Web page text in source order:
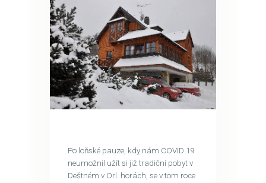
Po loňské pauze, kdy nám COVID 19
neumožnil užít si již tradiční pobyt v
Deštném v Orl. horách, se v tom roce